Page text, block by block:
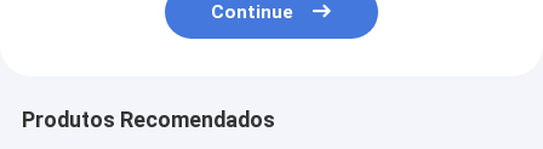
Continue
Produtos Recomendados